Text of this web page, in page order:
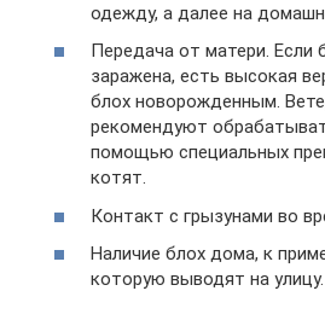
одежду, а далее на
Передача от матери. Если
заражена, есть высокая
блох новорожденным.
рекомендуют
помощью специальных
котят.
Контакт с грызунами во
Наличие блох дома, к
которую выводят на улицу.